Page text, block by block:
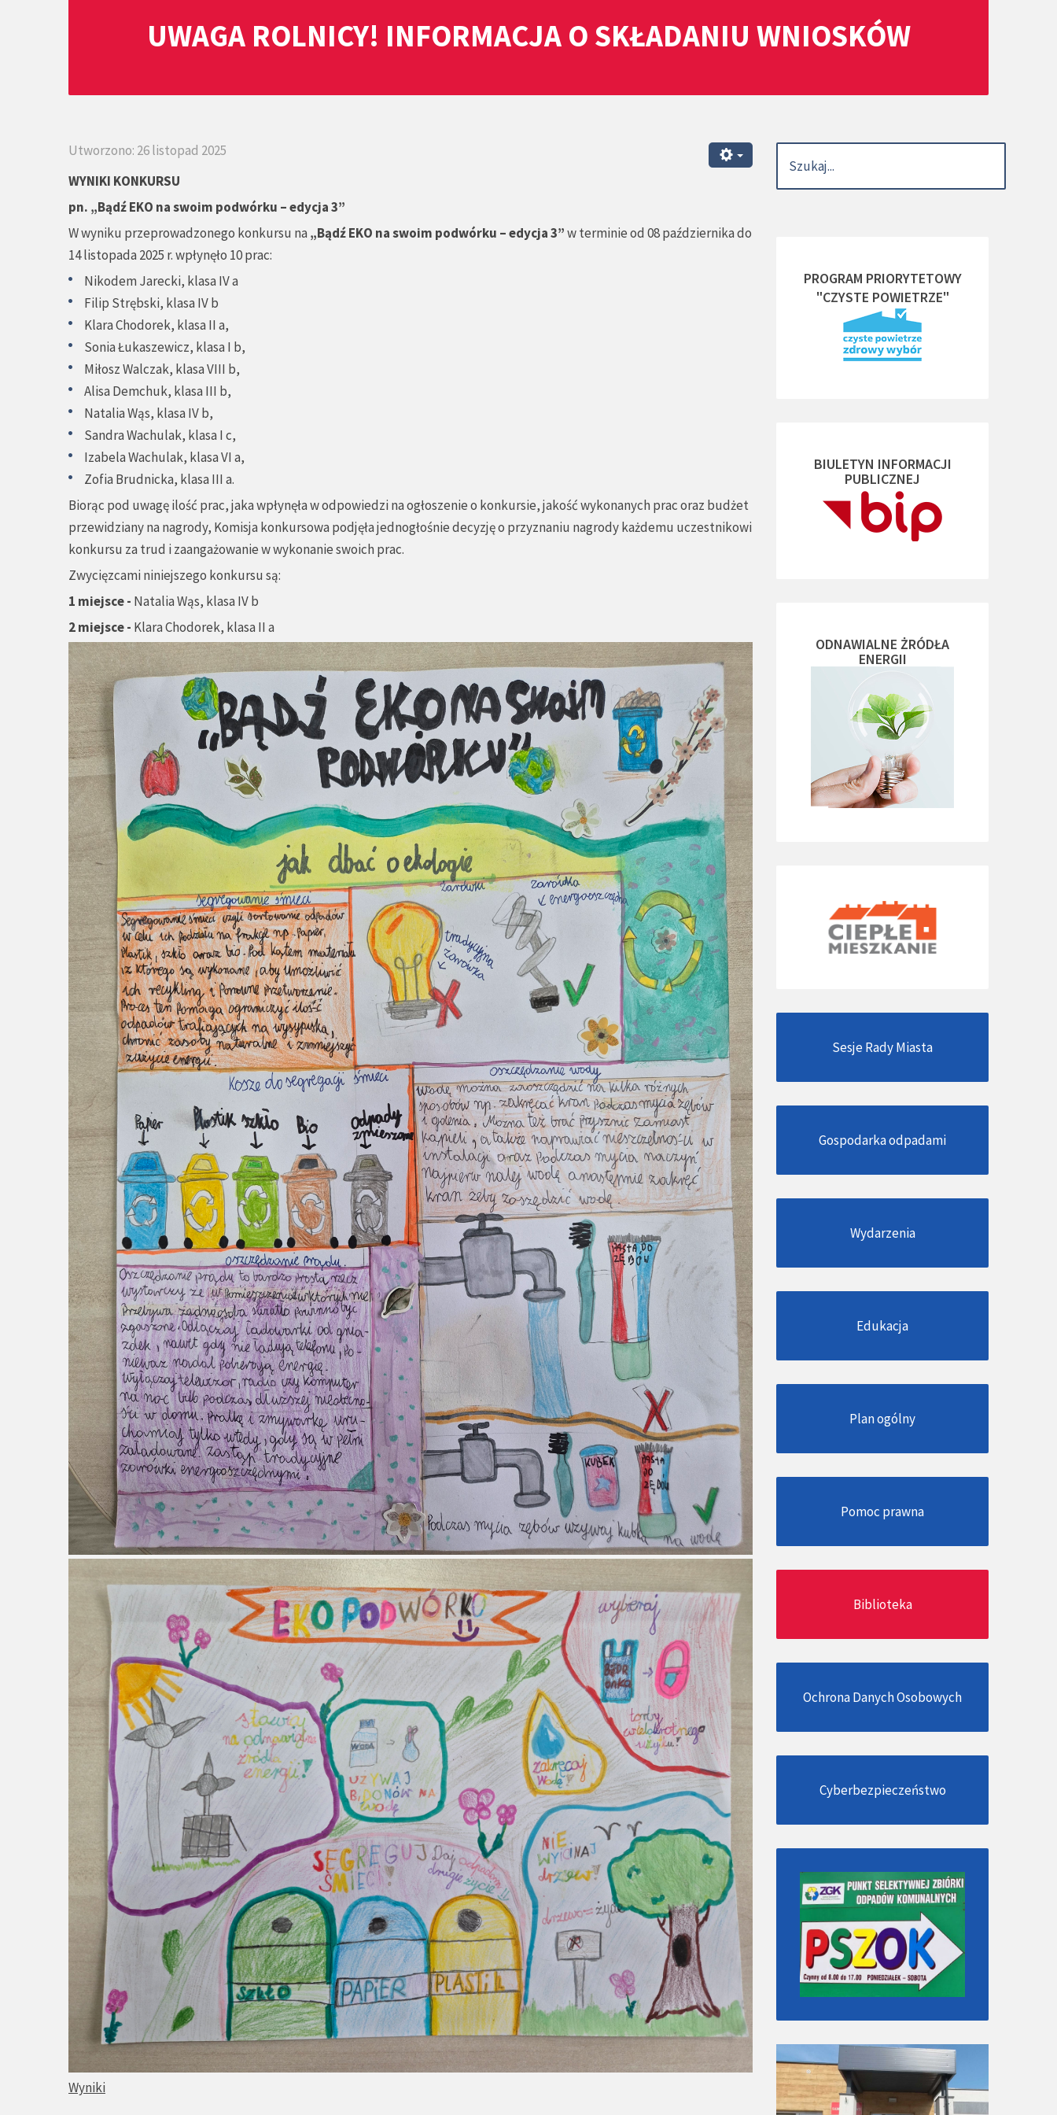
UWAGA ROLNICY! INFORMACJA O SKŁADANIU WNIOSKÓW
Utworzono: 26 listopad 2025
WYNIKI KONKURSU
pn. „Bądź EKO na swoim podwórku – edycja 3”
W wyniku przeprowadzonego konkursu na „Bądź EKO na swoim podwórku – edycja 3”w terminie od 08 października do
14 listopada 2025 r. wpłynęło 10 prac:
Nikodem Jarecki, klasa IV a
Filip Strębski, klasa IV b
Klara Chodorek, klasa II a,
Sonia Łukaszewicz, klasa I b,
Miłosz Walczak, klasa VIII b,
Alisa Demchuk, klasa III b,
Natalia Wąs, klasa IV b,
Sandra Wachulak, klasa I c,
Izabela Wachulak, klasa VI a,
Zofia Brudnicka, klasa III a.
Biorąc pod uwagę ilość prac, jaka wpłynęła w odpowiedzi na ogłoszenie o konkursie, jakość wykonanych prac oraz budżet
przewidziany na nagrody, Komisja konkursowa podjęła jednogłośnie decyzję o przyznaniu nagrody każdemu uczestnikowi
konkursu za trud i zaangażowanie w wykonanie swoich prac.
Zwycięzcami niniejszego konkursu są:
1 miejsce - Natalia Wąs, klasa IV b
2 miejsce - Klara Chodorek, klasa II a
Wyniki
PROGRAM PRIORYTETOWY
"CZYSTE POWIETRZE"
BIULETYN INFORMACJI
PUBLICZNEJ
ODNAWIALNE ŻRÓDŁA
ENERGII
Sesje Rady Miasta
Gospodarka odpadami
Wydarzenia
Edukacja
Plan ogólny
Pomoc prawna
Biblioteka
Ochrona Danych Osobowych
Cyberbezpieczeństwo